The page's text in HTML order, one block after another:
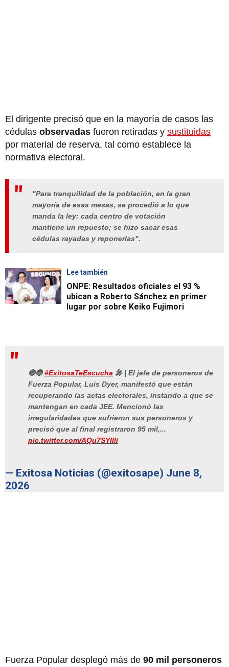
El dirigente precisó que en la mayoría de casos las
cédulas observadas fueron retiradas y sustituidas
por material de reserva, tal como establece la
normativa electoral.
"Para tranquilidad de la población, en la gran
mayoría de esas mesas, se procedió a lo que
manda la ley: cada centro de votación
mantiene un repuesto; se hizo sacar esas
cédulas rayadas y reponerlas".
Lee también
ONPE: Resultados oficiales el 93 %
ubican a Roberto Sánchez en primer
lugar por sobre Keiko Fujimori
🔴🔵#ExitosaTeEscucha 🎤 | El jefe de personeros de
Fuerza Popular, Luis Dyer, manifestó que están
recuperando las actas electorales, instando a que se
mantengan en cada JEE. Mencionó las
irregularidades que sufrieron sus personeros y
precisó que al final registraron 95 mil,...
pic.twitter.com/AQu7SYIIli
— Exitosa Noticias (@exitosape) June 8,
2026
Fuerza Popular desplegó más de 90 mil personeros